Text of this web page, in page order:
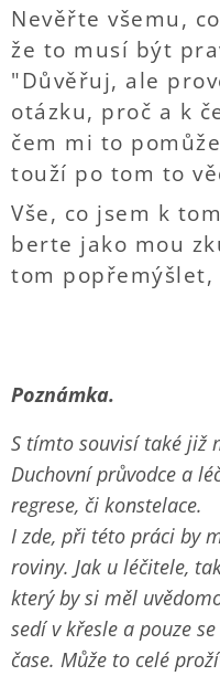
Nevěřte všemu,
že to musí být
"Důvěřuj, ale
otázku, proč a k
čem mi to
touží po tom to
Vše, co jsem k
berte jako mou
tom popřemýšlet,
Poznámka.
S tímto souvisí také již
Duchovní průvodce a
regrese, či konstelace.
I zde, při této práci by
roviny. Jak u léčitele,
který by si měl
sedí v křesle a pouze
čase. Může to celé